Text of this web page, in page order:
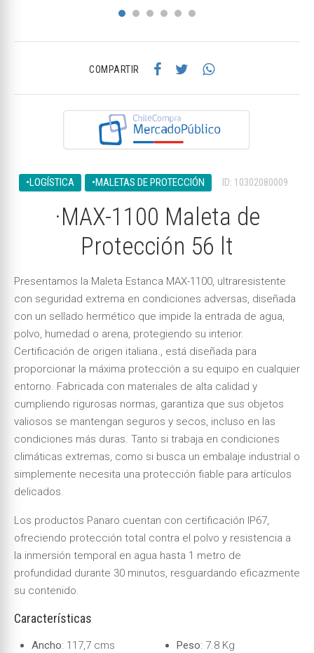
COMPARTIR
•LOGÍSTICA •MALETAS DE PROTECCIÓN ID: 10302080009
·MAX-1100 Maleta de
Protección 56 lt
Presentamos la Maleta Estanca MAX-1100, ultraresistente
con seguridad extrema en condiciones adversas, diseñada
con un sellado hermético que impide la entrada de agua,
polvo, humedad o arena, protegiendo su interior.
Certificación de origen italiana., está diseñada para
proporcionar la máxima protección a su equipo en cualquier
entorno. Fabricada con materiales de alta calidad y
cumpliendo rigurosas normas, garantiza que sus objetos
valiosos se mantengan seguros y secos, incluso en las
condiciones más duras. Tanto si trabaja en condiciones
climáticas extremas, como si busca un embalaje industrial o
simplemente necesita una protección fiable para artículos
delicados.
Los productos Panaro cuentan con certificación IP67,
ofreciendo protección total contra el polvo y resistencia a
la inmersión temporal en agua hasta 1 metro de
profundidad durante 30 minutos, resguardando eficazmente
su contenido.
Características
Ancho: 117,7 cms
Peso: 7.8 Kg